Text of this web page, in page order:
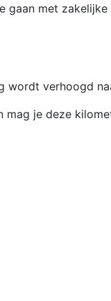
gaan met zakelijke
wordt verhoogd
je deze